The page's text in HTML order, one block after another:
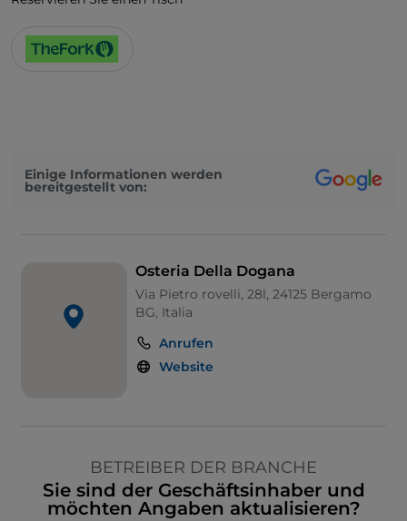
Einige Informationen werden
bereitgestellt von:
Osteria Della Dogana
Via Pietro rovelli, 28l, 24125 Bergamo
BG, Italia
Anrufen
Website
BETREIBER DER BRANCHE
Sie sind der Geschäftsinhaber und
möchten Angaben aktualisieren?